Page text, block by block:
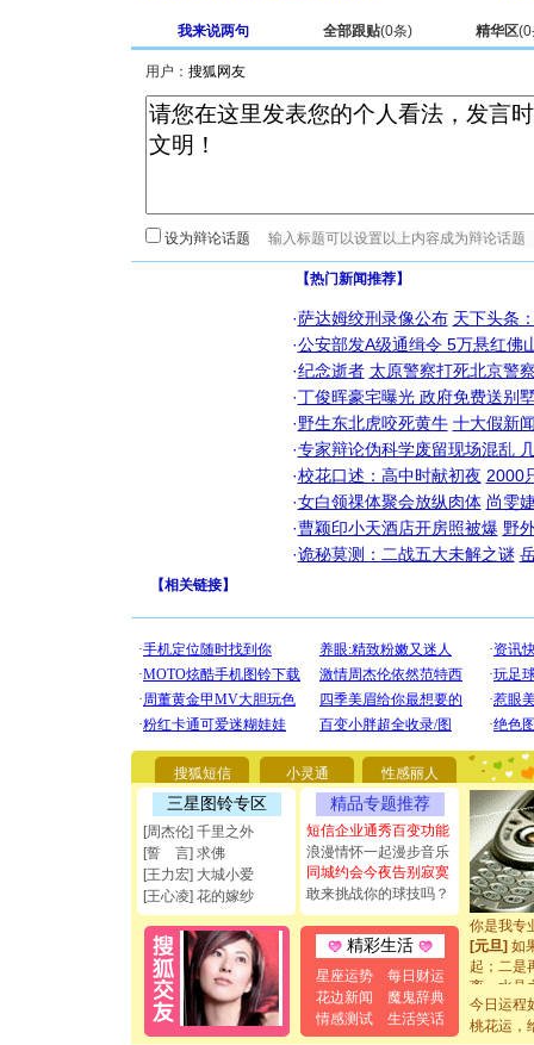
我来说两句 全部跟贴(0条) 精华区(0
用户：
设为辩论话题
【热门新闻推荐】
·萨达姆绞刑录像公布 天下头条
·公安部发A级通缉令 5万悬红佛
·纪念逝者 太原警察打死北京警
·丁俊晖豪宅曝光 政府免费送别
·野生东北虎咬死黄牛 十大假新
·专家辩论伪科学废留现场混乱
·校花口述：高中时献初夜 2000
·女白领祼体聚会放纵肉体 尚雯
·曹颖印小天酒店开房照被爆 野
·诡秘莫测：二战五大未解之谜
【相关链接】
搜狐短信 小灵通 性感丽人
三星图铃专区
[周杰伦] 千里之外
[誓 言] 求佛
[王力宏] 大城小爱
[王心凌] 花的嫁纱
精品专题推荐
短信企业通秀百变功能
浪漫情怀一起漫步音乐
同城约会今夜告别寂寞
敢来挑战你的球技吗？
精彩生活
星座运势
每日财运
花边新闻
魔鬼辞典
情感测试
生活笑话
[圣诞节]
你太多
要平安！
[圣诞节]
能正大
都要快乐
[圣诞节]
如意,快
[元旦]看
断电。爱
你是我专
[元旦]如
起；二是
离。水晶
[元旦]当
泣，这痛
今日运程
桃花运，